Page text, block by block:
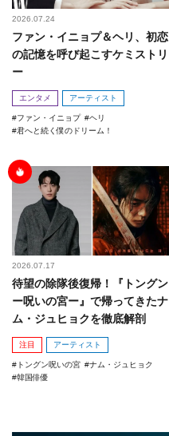
2026.07.24
ファン・イニョプ＆ヘリ、初恋
の記憶を呼び起こすケミストリ
ー
エンタメ アーティスト
ファン・イニョプ
ヘリ
君へと続く僕のドリーム！
2026.07.17
待望の除隊後復帰！『トングン
ー呪いの宮ー』で帰ってきたナ
ム・ジュヒョクを徹底解剖
注目 アーティスト
トングン呪いの宮
ナム・ジュヒョク
韓国俳優